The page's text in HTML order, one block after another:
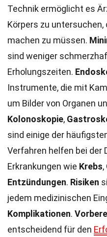
Technik ermöglicht es
Körpers zu
machen zu müssen.
sind weniger
Erholungszeiten.
Instrumente, die mit
um Bilder von Organen
Kolonoskopie,
sind einige der
Verfahren helfen bei der
Erkrankungen wie Krebs,
Entzündungen. Risiken
jedem medizinischen
Komplikationen.
entscheidend für den